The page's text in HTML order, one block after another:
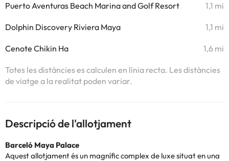
Puerto Aventuras Beach Marina and Golf Resort 1,1 mi
Dolphin Discovery Riviera Maya 1,1 mi
Cenote Chikin Ha 1,6 mi
Totes les distàncies es calculen en línia recta. Les distàncies
de viatge a la realitat poden variar.
Descripció de l'allotjament
Barceló Maya Palace
Aquest allotjament és un magnífic complex de luxe situat en una